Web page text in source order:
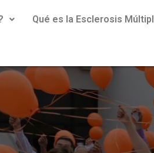
Qué es la Esclerosis